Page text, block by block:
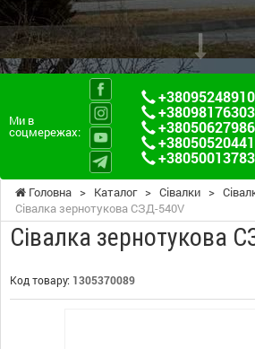
Ми в
соцмережах:
Головна > Каталог > Сівалки >
Сівалка зернотукова СЗД-540V
Сівалка зернотукова
Код товару: 1305370089